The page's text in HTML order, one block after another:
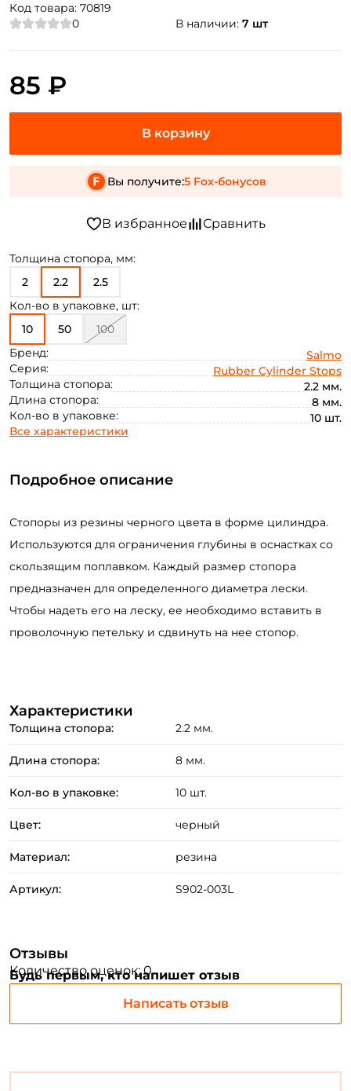
Код товара: 70819
0
В наличии: 7 шт
Толщина стопора, мм:
2
2.2
2.5
Кол-во в упаковке, шт:
10
50
100
Бренд:
Salmo
Серия:
Rubber Cylinder Stops
Толщина стопора:
2.2 мм.
Длина стопора:
8 мм.
Кол-во в упаковке:
10 шт.
Все характеристики
85 ₽
Вы получите:5 Fox-бонусов
Подробное описание
Стопоры из резины черного цвета в форме цилиндра.
Используются для ограничения глубины в оснастках со
скользящим поплавком. Каждый размер стопора
предназначен для определенного диаметра лески.
Чтобы надеть его на леску, ее необходимо вставить в
проволочную петельку и сдвинуть на нее стопор.
Характеристики
Толщина стопора: 2.2 мм.
Длина стопора: 8 мм.
Кол-во в упаковке: 10 шт.
Цвет: черный
Материал: резина
Артикул: S902-003L
Отзывы
Количество оценок: 0
Будь первым, кто напишет отзыв
Написать отзыв
ФИО: *
Номер телефона: *
Повторите пароль: *
Заполняя данную форму вы соглашаетесь на обработку
персональных данных
Создать аккаунт